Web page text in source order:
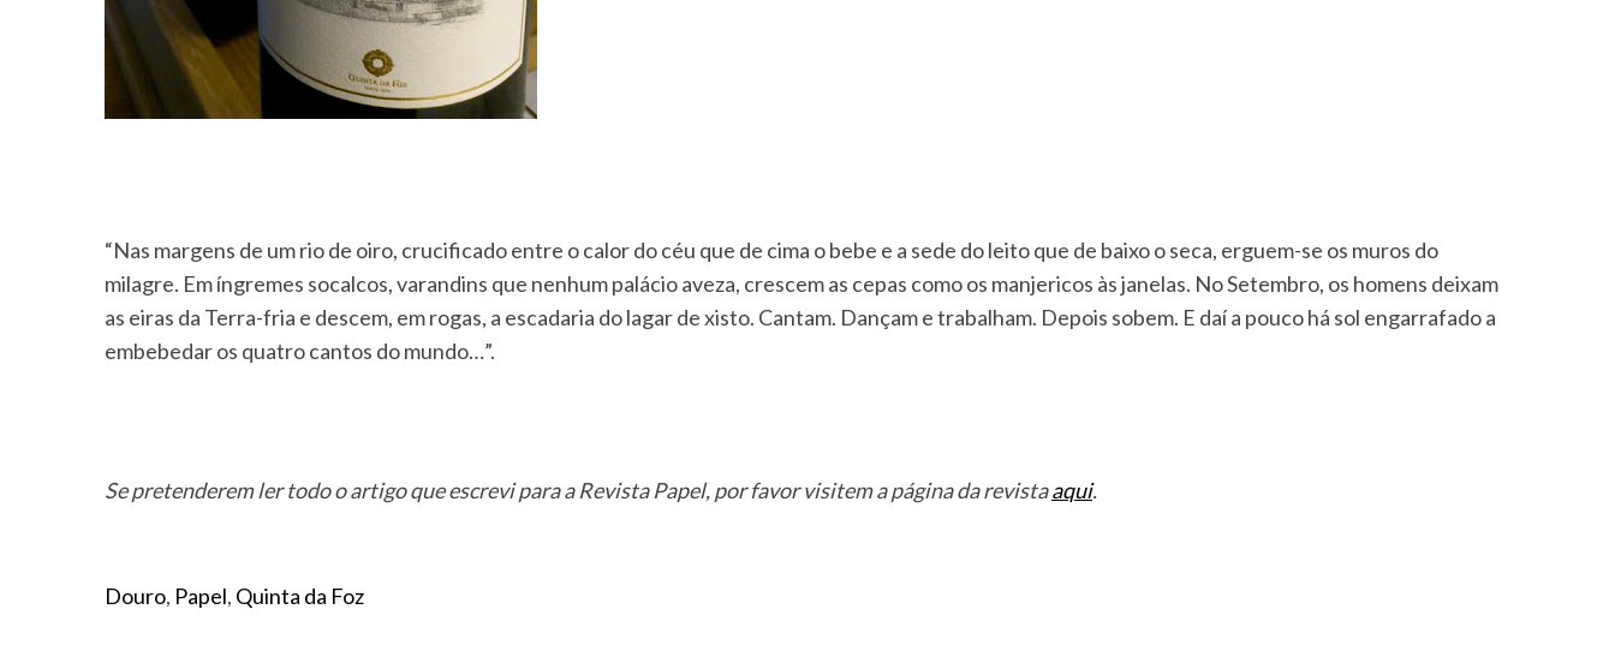
“Nas margens de um rio de oiro, crucificado entre o calor do céu que de cima o bebe e a sede do leito que de baixo o seca, erguem-se os muros do
milagre. Em íngremes socalcos, varandins que nenhum palácio aveza, crescem as cepas como os manjericos às janelas. No Setembro, os homens deixam
as eiras da Terra-fria e descem, em rogas, a escadaria do lagar de xisto. Cantam. Dançam e trabalham. Depois sobem. E daí a pouco há sol engarrafado a
embebedar os quatro cantos do mundo…”.
Se pretenderem ler todo o artigo que escrevi para a Revista Papel, por favor visitem a página da revistaaqui.
Douro, Papel, Quinta da Foz
S
a
r
r